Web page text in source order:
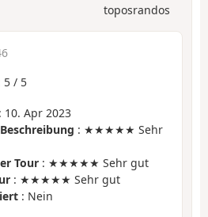
toposrandos
5 / 5
: 10. Apr 2023
: ★★★★★ Sehr
Tour : ★★★★★ Sehr gut
: ★★★★★ Sehr gut
: Nein